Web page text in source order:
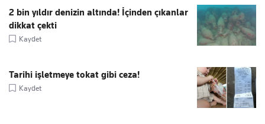
2 bin yıldır denizin altında! İçinden çıkanlar
dikkat çekti
Kaydet
Tarihi işletmeye tokat gibi ceza!
Kaydet